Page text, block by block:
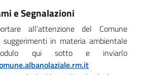
e Segnalazioni
all’attenzione del Comune
suggerimenti in materia ambientale
qui sotto e inviarlo